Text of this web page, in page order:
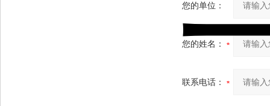
您的单位：
您的姓名：
联系电话：